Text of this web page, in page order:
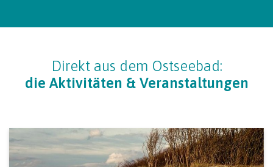
Direkt aus dem Ostseebad:
die Aktivitäten & Veranstaltungen